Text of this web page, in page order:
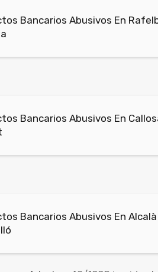
Bancarios Abusivos En
Bancarios Abusivos En
Bancarios Abusivos En